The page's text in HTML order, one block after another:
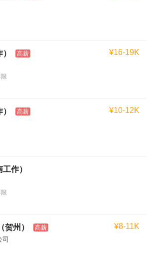
高薪 ¥16-19K
高薪 ¥10-12K
作）
贺州） 高薪
司
¥8-11K